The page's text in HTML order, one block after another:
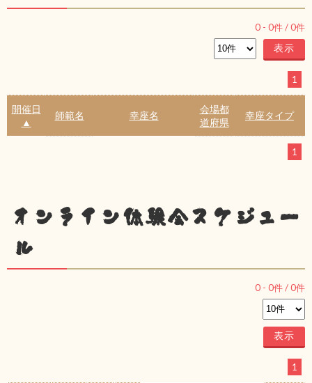
0 - 0件 /0件
1
開催日
▲
師範名 幸座名
会場都
道府県
幸座タイプ
1
オンライン体験会スケジュー
ル
0 - 0件 /0件
1